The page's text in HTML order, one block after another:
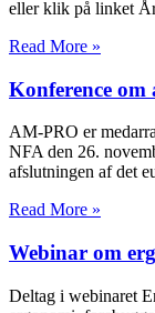
eller klik på linket
Read More »
Konference
AM-PRO er
NFA den 26.
afslutningen af det
Read More »
Webinar om
Deltag i webinaret